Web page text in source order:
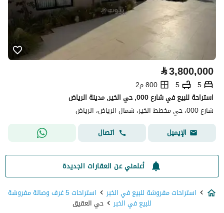
⃁3,800,000
5
5
800 م2
استراحة للبيع في شارع 000, حي الخير, مدينة الرياض
شارع 000، حي مخطط الخير، شمال الرياض، الرياض
الإيميل
اتصال
أعلمني عن العقارات الجديدة
استراحات مفروشة للبيع في الخبر
استراحات 5 غرف وصالة مفروشة
للبيع في الخبر حي العقيق